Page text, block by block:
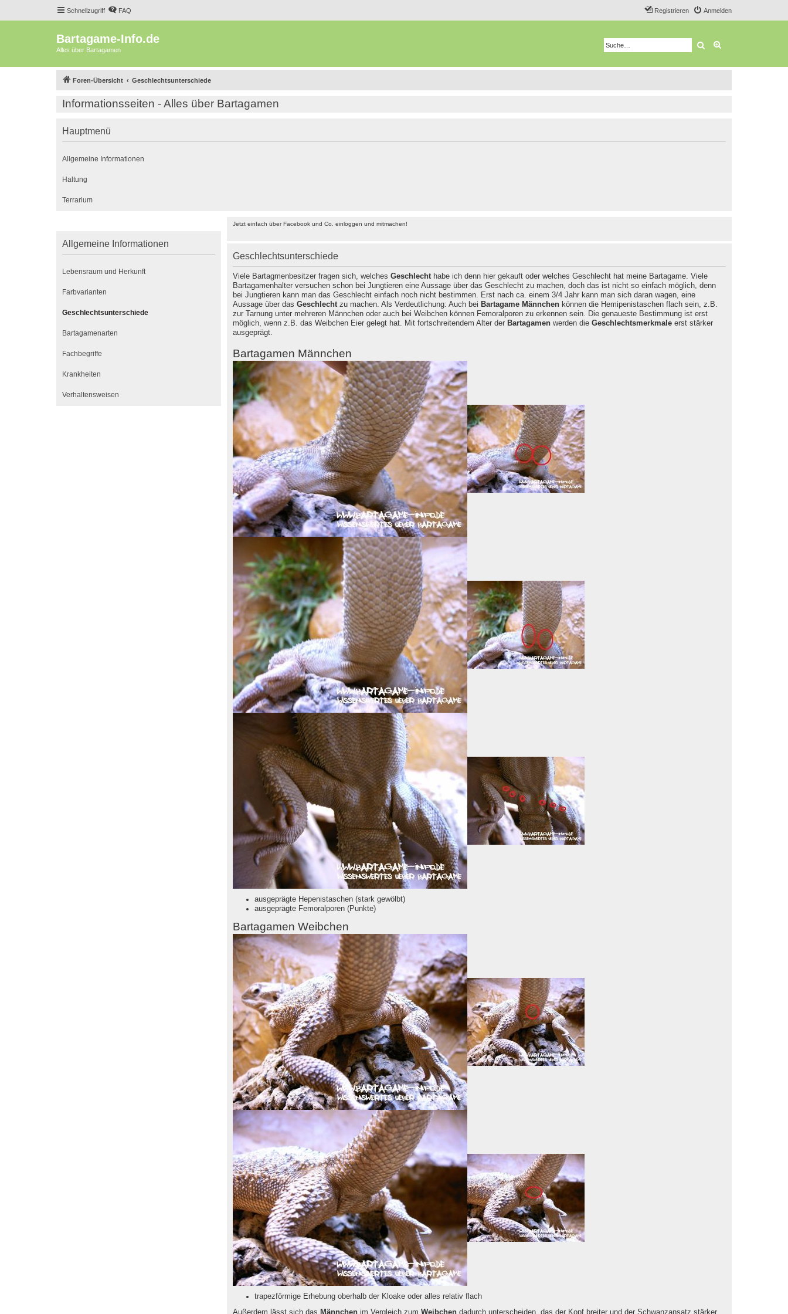
Schnellzugriff FAQ Anmelden
Registrieren
Bartagame-Info.de
Alles über Bartagamen Suche
Foren-Übersicht Geschlechtsunterschiede
Informationsseiten - Alles über Bartagamen
Hauptmenü
Allgemeine Informationen
Haltung
Terrarium
Jetzt einfach über Facebook und Co. einloggen und mitmachen!
Geschlechtsunterschiede
Viele Bartagmenbesitzer fragen sich, welches Geschlechthabe ich denn hier gekauft oder welches Geschlecht hat meine Bartagame. Viele
Bartagamenhalter versuchen schon bei Jungtieren eine Aussage über das Geschlecht zu machen, doch das ist nicht so einfach möglich, denn
bei Jungtieren kann man das Geschlecht einfach noch nicht bestimmen. Erst nach ca. einem 3/4 Jahr kann man sich daran wagen, eine
Aussage über das Geschlechtzu machen. Als Verdeutlichung: Auch bei Bartagame Männchenkönnen die Hemipenistaschen flach sein, z.B.
zur Tarnung unter mehreren Männchen oder auch bei Weibchen können Femoralporen zu erkennen sein. Die genaueste Bestimmung ist erst
möglich, wenn z.B. das Weibchen Eier gelegt hat. Mit fortschreitendem Alter der Bartagamenwerden die Geschlechtsmerkmaleerst stärker
ausgeprägt.
Bartagamen Männchen
ausgeprägte Hepenistaschen (stark gewölbt)
ausgeprägte Femoralporen (Punkte)
Bartagamen Weibchen
trapezförmige Erhebung oberhalb der Kloake oder alles relativ flach
Außerdem lässt sich das Männchenim Vergleich zum Weibchendadurch unterscheiden, das der Kopf breiter und der Schwanzansatz stärker
Allgemeine Informationen
Lebensraum und Herkunft
Farbvarianten
Geschlechtsunterschiede
Bartagamenarten
Fachbegriffe
Krankheiten
Verhaltensweisen